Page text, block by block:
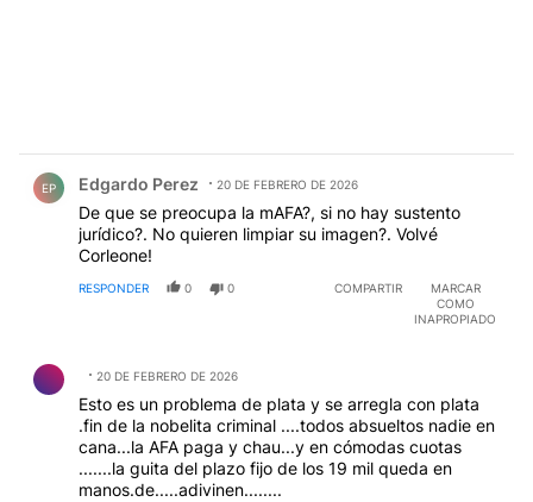
EP Edgardo Perez 20 DE FEBRERO DE 2026
De que se preocupa la mAFA?, si no hay sustento
jurídico?. No quieren limpiar su imagen?. Volvé
Corleone!
RESPONDER 0 0 COMPARTIR
MARCAR
COMO
INAPROPIADO
20 DE FEBRERO DE 2026
Esto es un problema de plata y se arregla con plata
.fin de la nobelita criminal ....todos absueltos nadie en
cana...la AFA paga y chau...y en cómodas cuotas
.......la guita del plazo fijo de los 19 mil queda en
manos.de.....adivinen........